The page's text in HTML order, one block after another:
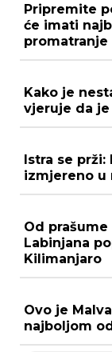
Pripremite
će imati
promatranje
Kako je
vjeruje da
Istra se
izmjereno u
Od
Labinjana
Kilimanjaro
Ovo je
najboljom